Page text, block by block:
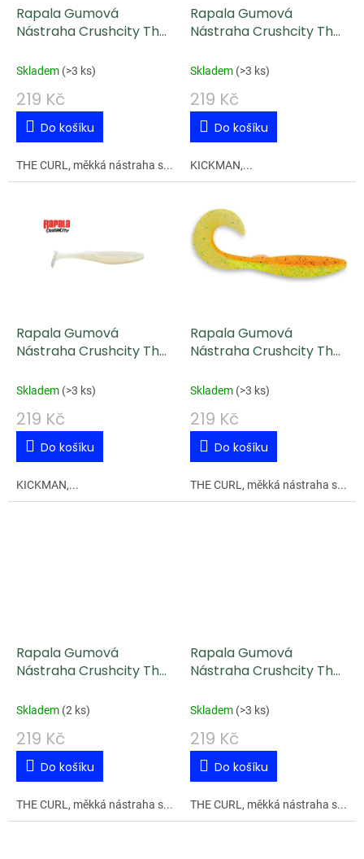
o
d
u
k
ů
Rapala Gumová
Nástraha Crushcity The
Skladem (>3 ks)
219 Kč
Do košíku
THE CURL, měkká nástraha s...
Rapala Gumová
Nástraha Crushcity The
Skladem (>3 ks)
219 Kč
Do košíku
KICKMAN,...
Rapala Gumová
Nástraha Crushcity The
Skladem (>3 ks)
219 Kč
Do košíku
KICKMAN,...
Rapala Gumová
Nástraha Crushcity The
Skladem (>3 ks)
219 Kč
Do košíku
THE CURL, měkká nástraha s...
Rapala Gumová
Nástraha Crushcity The
Skladem (2 ks)
219 Kč
Do košíku
THE CURL, měkká nástraha s...
Rapala Gumová
Nástraha Crushcity The
Skladem (>3 ks)
219 Kč
Do košíku
THE CURL, měkká nástraha s...